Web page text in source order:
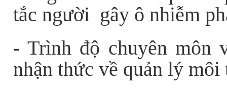
tắc người gây ô nhiễm
- Trình độ chuyên môn
nhận thức về quản lý môi